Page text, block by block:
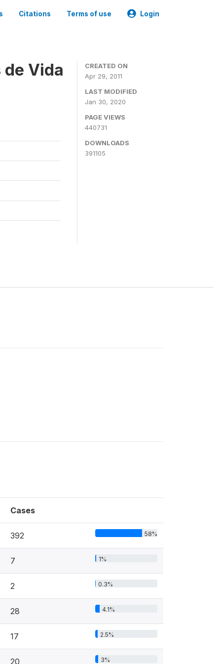
Citations Terms of use Login
Vida
CREATED ON
Apr 29, 2011
LAST MODIFIED
Jan 30, 2020
PAGE VIEWS
440731
DOWNLOADS
391105
Cases
392 58%
7 1%
2 0.3%
28 4.1%
17 2.5%
20 3%